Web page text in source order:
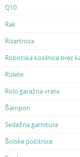
Q10
Rak
Rizartroza
Robotska kosilnica brez
Rolete
Rolo garažna vrata
Šampon
Sedežna garnitura
Šolske počitnice